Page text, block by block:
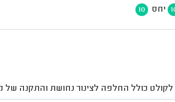
יחס 10
לקולט כולל החלפה לצינור נחושת והתקנה של